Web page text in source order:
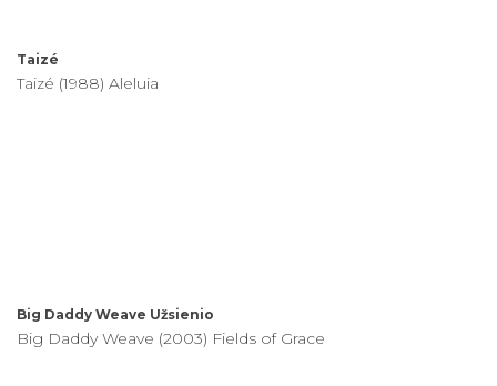
Taizé
Taizé (1988) Aleluia
Big Daddy Weave Užsienio
Big Daddy Weave (2003) Fields of Grace